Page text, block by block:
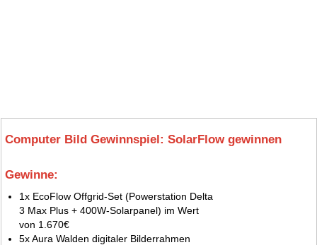
Computer Bild Gewinnspiel: SolarFlow gewinnen
Gewinne:
1x EcoFlow Offgrid-Set (Powerstation Delta
3 Max Plus + 400W-Solarpanel) im Wert
von 1.670€
5x Aura Walden digitaler Bilderrahmen